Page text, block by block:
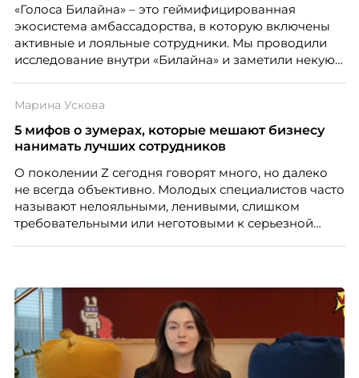
«Голоса Билайна» – это геймифицированная
экосистема амбассадорства, в которую включены
активные и лояльные сотрудники. Мы проводили
исследование внутри «Билайна» и заметили некую
благодарности и публичного признания.
Марина Ускова
5 мифов о зумерах, которые мешают бизнесу
нанимать лучших сотрудников
О поколении Z сегодня говорят много, но далеко
не всегда объективно. Молодых специалистов часто
называют нелояльными, ленивыми, слишком
требовательными или неготовыми к серьезной
руководитель отдела подбора персонала
рекрутинговой компании, разбирает самые
распространенные мифы о зумерах и объясняет,
почему устаревшие представления мешают
бизнесу находить и удерживать сильных
сотрудников.